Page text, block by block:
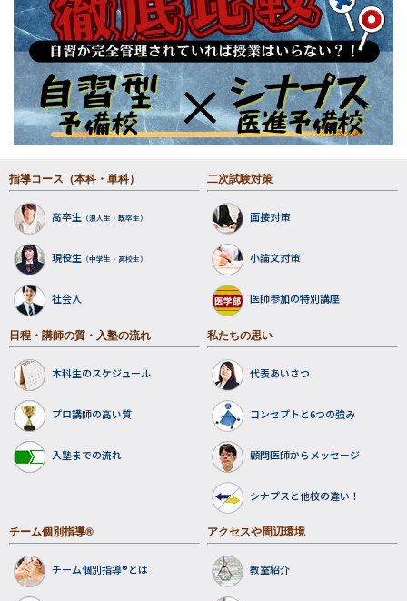
指導コース（本科・単科）
高卒生 （浪人生・既卒生）
現役生 （中学生・高校生）
社会人
二次試験対策
面接対策
小論文対策
医師参加の特別講座
日程・講師の質・入塾の流れ
本科生のスケジュール
プロ講師の高い質
入塾までの流れ
私たちの思い
代表あいさつ
コンセプトと6つの強み
顧問医師からメッセージ
シナプスと他校の違い！
チーム個別指導®
チーム個別指導®とは
アクセスや周辺環境
教室紹介